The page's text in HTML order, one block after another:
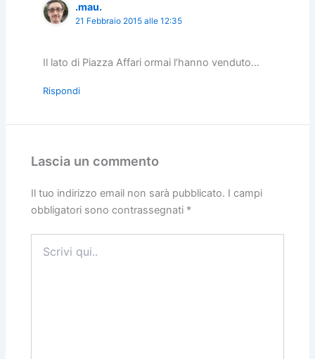
.mau.
21 Febbraio 2015 alle 12:35
Il lato di Piazza Affari ormai l’hanno venduto…
Rispondi
Lascia un commento
Il tuo indirizzo email non sarà pubblicato. I campi
obbligatori sono contrassegnati *
qui..